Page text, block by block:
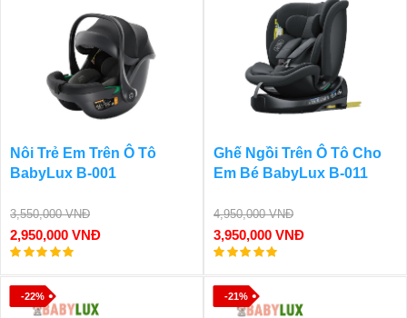
Nôi Trẻ Em Trên Ô Tô
BabyLux B-001
3,550,000 VNĐ
2,950,000 VNĐ
Ghế Ngồi Trên Ô Tô Cho
Em Bé BabyLux B-011
4,950,000 VNĐ
3,950,000 VNĐ
-22% -21%